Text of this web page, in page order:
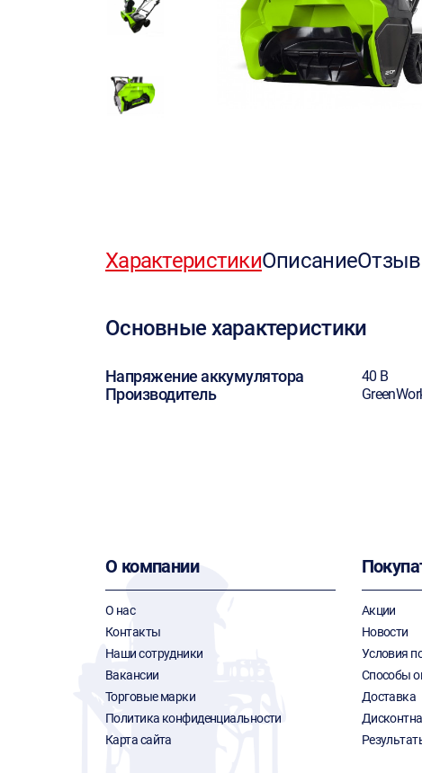
ХарактеристикиОписание
Основные характеристики
Напряжение аккумулятора 40 В
Производитель
О компании
О нас
Контакты
Наши сотрудники
Вакансии
Торговые марки
Политика конфиденциальности
Карта сайта
Акции
Новости
Условия
Способы
Доставка